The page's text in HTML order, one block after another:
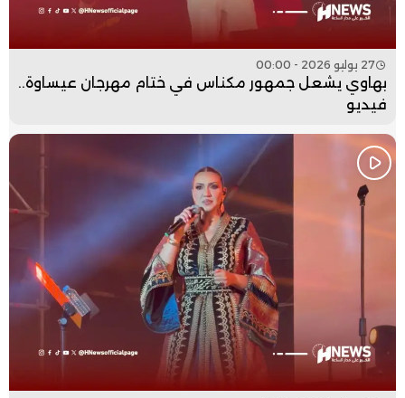
27 يوليو 2026 - 00:00
بهاوي يشعل جمهور مكناس في ختام مهرجان عيساوة..
فيديو